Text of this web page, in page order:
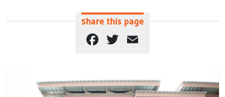
Share this page
Facebook
Twitter